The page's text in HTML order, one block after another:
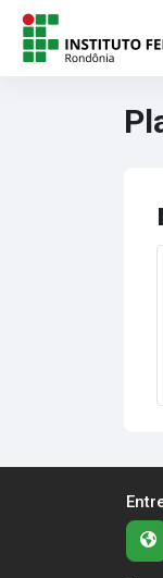
Ir para o conteúdo